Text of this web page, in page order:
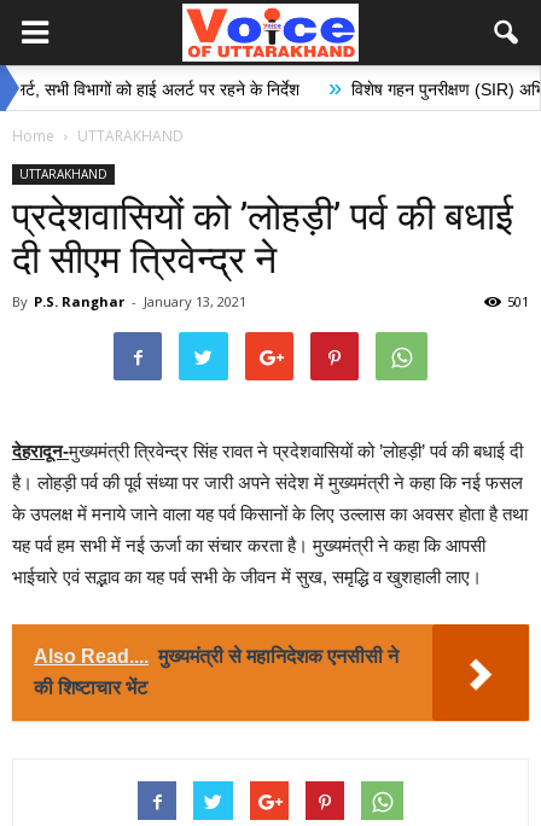
विभागों को हाई अलर्ट पर रहने के निर्देश » विशेष गहन पुनरीक्षण (SIR) अभियान
Home UTTARAKHAND
UTTARAKHAND
प्रदेशवासियों को ’लोहड़ी’ पर्व की बधाई
दी सीएम त्रिवेन्द्र ने
By P.S. Ranghar - January 13, 2021 501
देहरादून-मुख्यमंत्री त्रिवेन्द्र सिंह रावत ने प्रदेशवासियों को ’लोहड़ी’ पर्व की बधाई दी
है। लोहड़ी पर्व की पूर्व संध्या पर जारी अपने संदेश में मुख्यमंत्री ने कहा कि नई फसल
के उपलक्ष में मनाये जाने वाला यह पर्व किसानों के लिए उल्लास का अवसर होता है तथा
यह पर्व हम सभी में नई ऊर्जा का संचार करता है। मुख्यमंत्री ने कहा कि आपसी
भाईचारे एवं सद्भाव का यह पर्व सभी के जीवन में सुख, समृद्धि व खुशहाली लाए।
Also Read.... मुख्यमंत्री से महानिदेशक एनसीसी ने
की शिष्टाचार भेंट